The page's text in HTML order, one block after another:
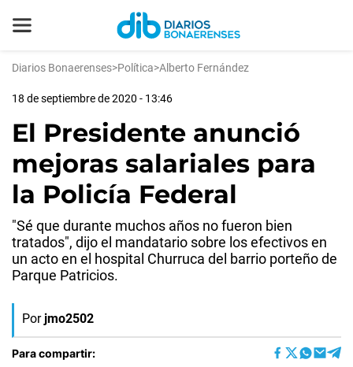
Diarios Bonaerenses>Política>Alberto Fernández
18 de septiembre de 2020 - 13:46
El Presidente anunció
mejoras salariales para
la Policía Federal
"Sé que durante muchos años no fueron bien
tratados", dijo el mandatario sobre los efectivos en
un acto en el hospital Churruca del barrio porteño de
Parque Patricios.
Por jmo2502
Para compartir: